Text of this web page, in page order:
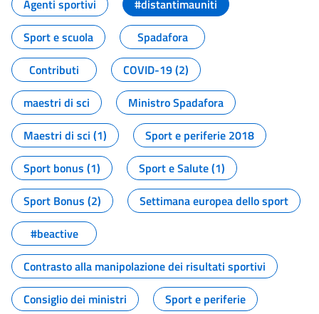
Agenti sportivi
#distantimauniti
Sport e scuola
Spadafora
Contributi
COVID-19 (2)
maestri di sci
Ministro Spadafora
Maestri di sci (1)
Sport e periferie 2018
Sport bonus (1)
Sport e Salute (1)
Sport Bonus (2)
Settimana europea dello sport
#beactive
Contrasto alla manipolazione dei risultati sportivi
Consiglio dei ministri
Sport e periferie